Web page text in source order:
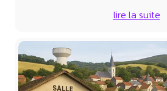
lire la suite